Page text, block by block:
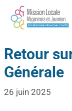
Retour
Générale
26 juin 2025